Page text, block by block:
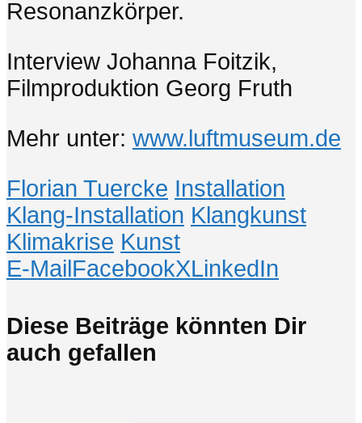
Resonanzkörper.
Interview Johanna Foitzik,
Filmproduktion Georg Fruth
Mehr unter: www.luftmuseum.de
Florian Tuercke Installation
Klang-Installation Klangkunst
Klimakrise Kunst
E-MailFacebookXLinkedIn
Diese Beiträge könnten Dir
auch gefallen